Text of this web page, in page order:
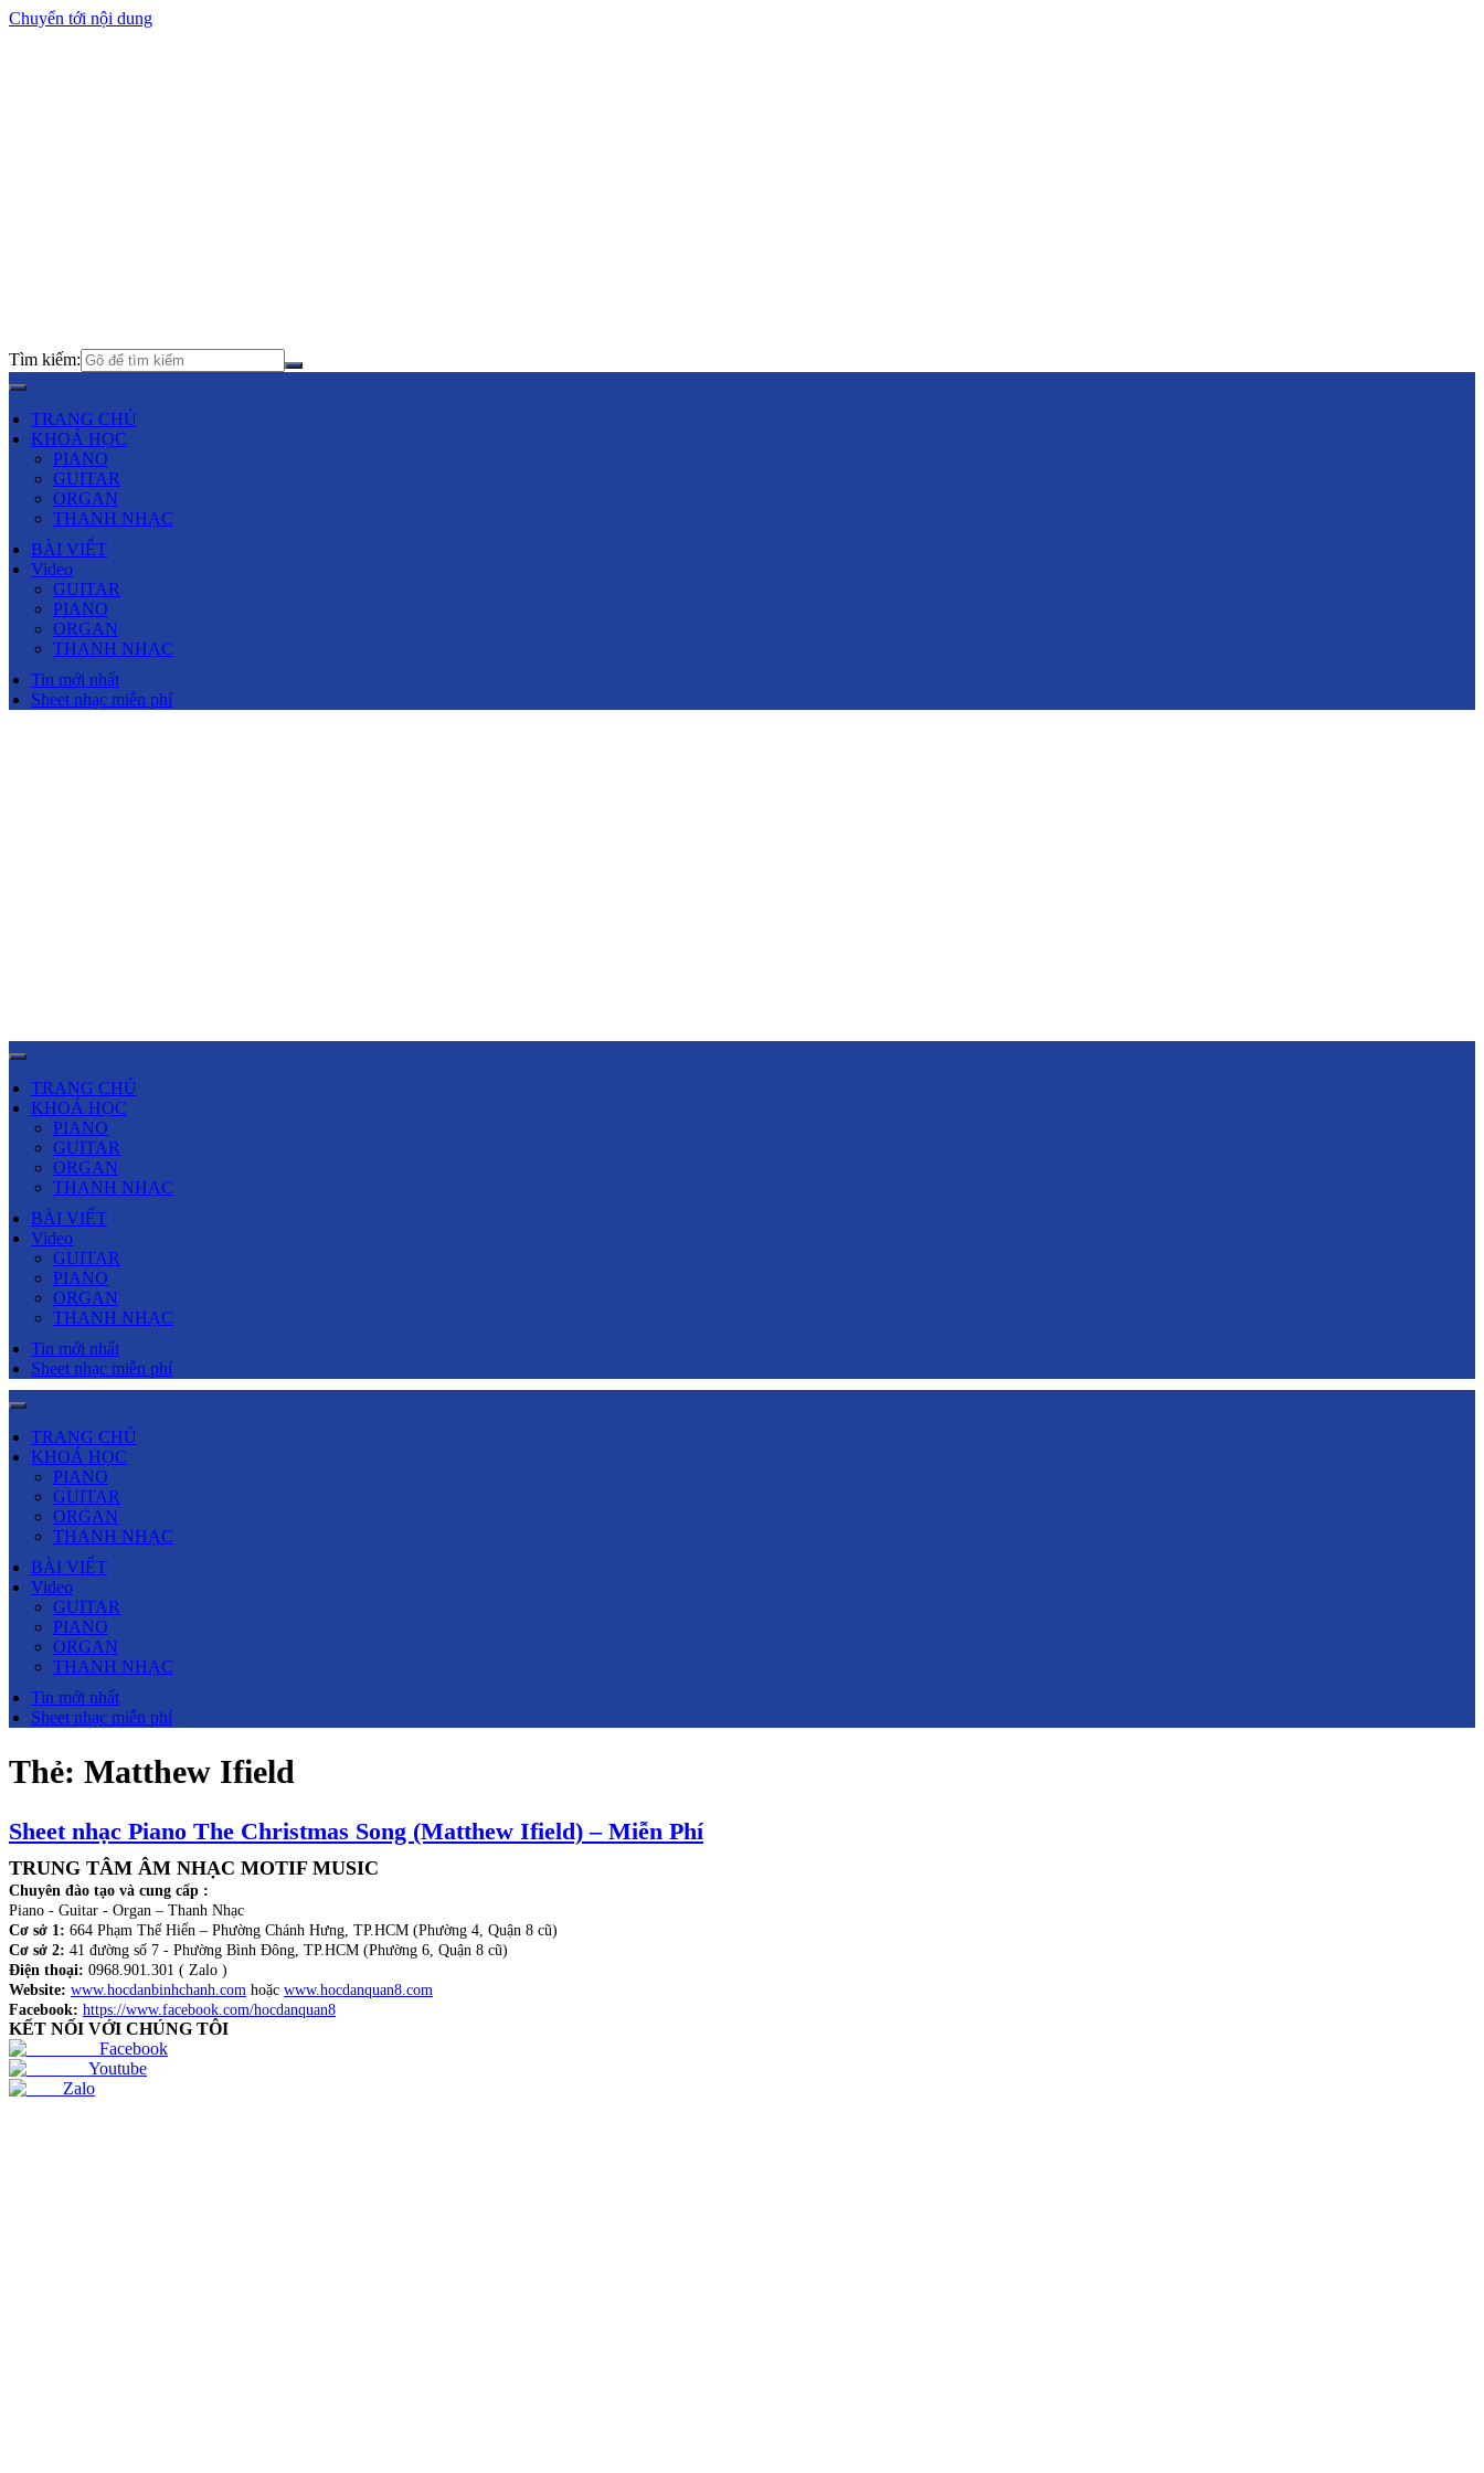
Chuyển tới nội dung
Tìm kiếm:
TRANG CHỦ
KHOÁ HỌC
PIANO
GUITAR
ORGAN
THANH NHẠC
BÀI VIẾT
Video
GUITAR
PIANO
ORGAN
THANH NHẠC
Tin mới nhất
Sheet nhạc miễn phí
TRANG CHỦ
KHOÁ HỌC
PIANO
GUITAR
ORGAN
THANH NHẠC
BÀI VIẾT
Video
GUITAR
PIANO
ORGAN
THANH NHẠC
Tin mới nhất
Sheet nhạc miễn phí
TRANG CHỦ
KHOÁ HỌC
PIANO
GUITAR
ORGAN
THANH NHẠC
BÀI VIẾT
Video
GUITAR
PIANO
ORGAN
THANH NHẠC
Tin mới nhất
Sheet nhạc miễn phí
Thẻ: Matthew Ifield
Sheet nhạc Piano The Christmas Song (Matthew Ifield) – Miễn Phí
TRUNG TÂM ÂM NHẠC MOTIF MUSIC
Chuyên đào tạo và cung cấp :
Piano - Guitar - Organ – Thanh Nhạc
Cơ sở 1: 664 Phạm Thế Hiển – Phường Chánh Hưng, TP.HCM (Phường 4, Quận 8 cũ)
Cơ sở 2: 41 đường số 7 - Phường Bình Đông, TP.HCM (Phường 6, Quận 8 cũ)
Điện thoại: 0968.901.301 ( Zalo )
Website: www.hocdanbinhchanh.com hoặc www.hocdanquan8.com
Facebook: https://www.facebook.com/hocdanquan8
KẾT NỐI VỚI CHÚNG TÔI
Facebook
Youtube
Zalo